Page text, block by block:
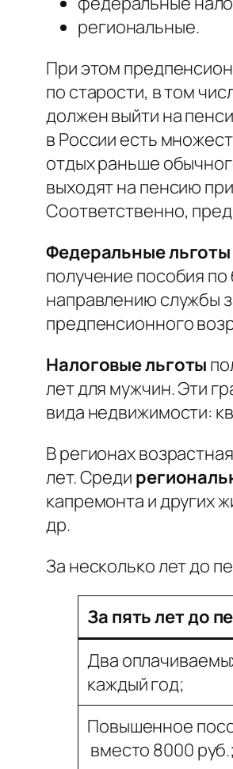
региональные.
При этом
по старости, в том
должен выйти на
в России есть
отдых раньше
выходят на пенсию
Соответственно,
Федеральные
получение пособия
направлению службы
предпенсионного
Налоговые льготы
лет для мужчин. Эти
вида недвижимости:
В регионах
лет. Среди
капремонта и других
др.
За несколько лет до
За пять лет до
Два
каждый год;
Повышенное
вместо 8000 руб.;